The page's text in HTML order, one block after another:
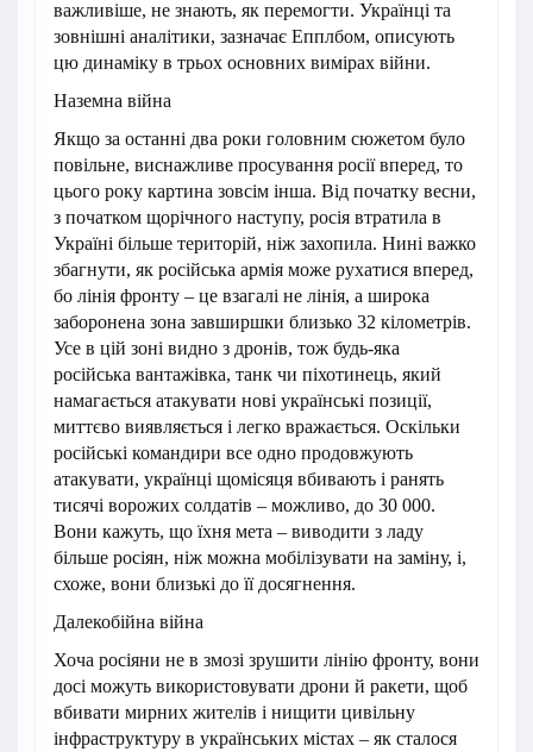
важливіше, не знають, як перемогти. Українці та
зовнішні аналітики, зазначає Епплбом, описують
цю динаміку в трьох основних вимірах війни.
Наземна війна
Якщо за останні два роки головним сюжетом було
повільне, виснажливе просування росії вперед, то
цього року картина зовсім інша. Від початку весни,
з початком щорічного наступу, росія втратила в
Україні більше територій, ніж захопила. Нині важко
збагнути, як російська армія може рухатися вперед,
бо лінія фронту – це взагалі не лінія, а широка
заборонена зона завширшки близько 32 кілометрів.
Усе в цій зоні видно з дронів, тож будь-яка
російська вантажівка, танк чи піхотинець, який
намагається атакувати нові українські позиції,
миттєво виявляється і легко вражається. Оскільки
російські командири все одно продовжують
атакувати, українці щомісяця вбивають і ранять
тисячі ворожих солдатів – можливо, до 30 000.
Вони кажуть, що їхня мета – виводити з ладу
більше росіян, ніж можна мобілізувати на заміну, і,
схоже, вони близькі до її досягнення.
Далекобійна війна
Хоча росіяни не в змозі зрушити лінію фронту, вони
досі можуть використовувати дрони й ракети, щоб
вбивати мирних жителів і нищити цивільну
інфраструктуру в українських містах – як сталося